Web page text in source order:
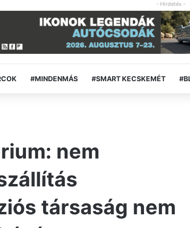
- Hirdetés -
#MINDENMÁS #SMART KECSKEMÉT
nem
társaság nem